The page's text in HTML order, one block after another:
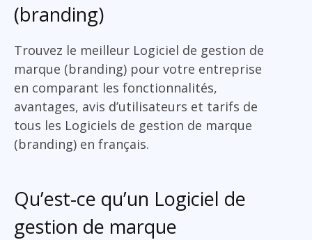
(branding)
Trouvez le meilleur Logiciel de gestion de
marque (branding) pour votre entreprise
en comparant les fonctionnalités,
avantages, avis d’utilisateurs et tarifs de
tous les Logiciels de gestion de marque
(branding) en français.
Qu’est-ce qu’un Logiciel de
gestion de marque